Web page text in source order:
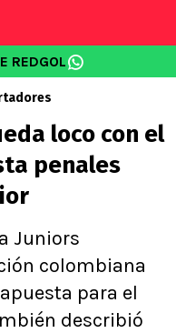
REDGOL
loco con el
penales
Juniors
colombiana
para el
describió